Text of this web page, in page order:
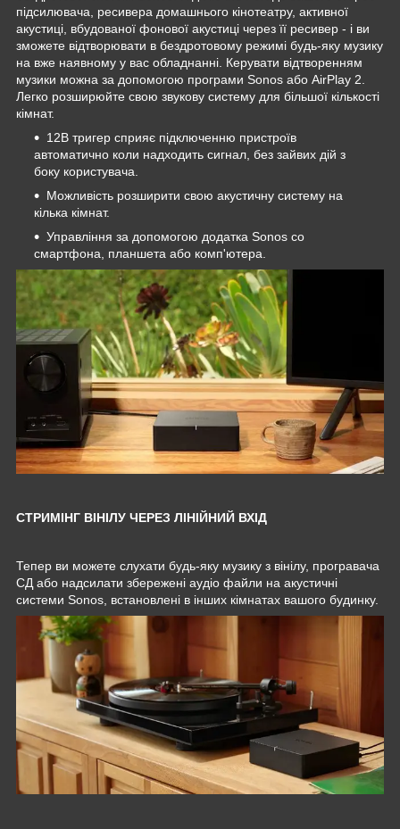
підсилювача, ресивера домашнього кінотеатру, активної
акустиці, вбудованої фонової акустиці через її ресивер - і ви
зможете відтворювати в бездротовому режимі будь-яку музику
на вже наявному у вас обладнанні. Керувати відтворенням
музики можна за допомогою програми Sonos або AirPlay 2.
Легко розширюйте свою звукову систему для більшої кількості
кімнат.
12В тригер сприяє підключенню пристроїв
автоматично коли надходить сигнал, без зайвих дій з
боку користувача.
Можливість розширити свою акустичну систему на
кілька кімнат.
Управління за допомогою додатка Sonos cо
смартфона, планшета або комп'ютера.
СТРИМІНГ ВІНІЛУ ЧЕРЕЗ ЛІНІЙНИЙ ВХІД
Тепер ви можете слухати будь-яку музику з вінілу, програвача
СД або надсилати збережені аудіо файли на акустичні
системи Sonos, встановлені в інших кімнатах вашого будинку.